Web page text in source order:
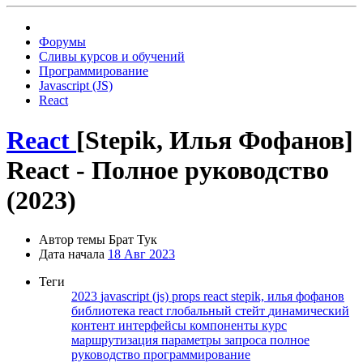
Форумы
Сливы курсов и обучений
Программирование
Javascript (JS)
React
React [Stepik, Илья Фофанов]
React - Полное руководство
(2023)
Автор темы Брат Тук
Дата начала 18 Авг 2023
Теги
2023 javascript (js) props react stepik, илья фофанов
библиотека react глобальный стейт динамический
контент интерфейсы компоненты курс
маршрутизация параметры запроса полное
руководство программирование